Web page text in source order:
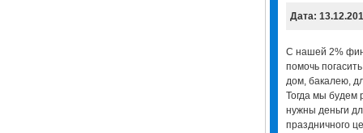
Дата:
С нашей 2%
помочь
дом, бакалею,
Тогда мы будем
нужны деньги
праздничного